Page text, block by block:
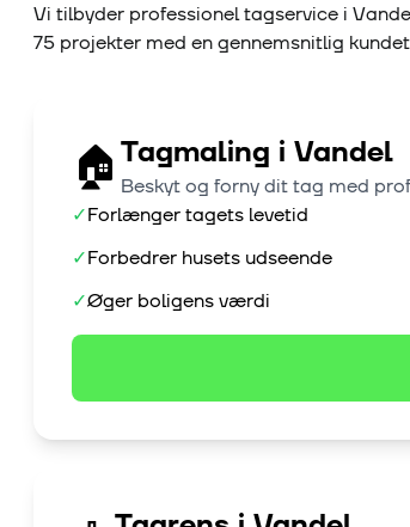
Vi tilbyder professionel tagservice i
75 projekter med en gennemsnitlig
🏠 Tagmaling i Vandel
Beskyt og forny dit tag med
✓Forlænger tagets levetid
✓Forbedrer husets udseende
✓Øger boligens værdi